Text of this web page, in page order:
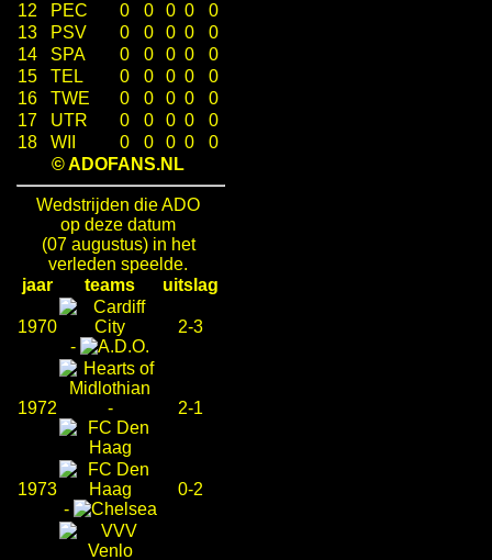
12
PEC 0 0 0 0
0
13
PSV 0 0 0 0
0
14
SPA 0 0 0 0
0
15
TEL 0 0 0 0
0
16
TWE 0 0 0 0
0
17
UTR 0 0 0 0
0
18
WII 0 0 0 0
0
© ADOFANS.NL
Wedstrijden die ADO
op deze datum
(07 augustus) in het
verleden speelde.
jaar
teams uitslag
1970
-
2-3
1972 - 2-1
1973
-
0-2